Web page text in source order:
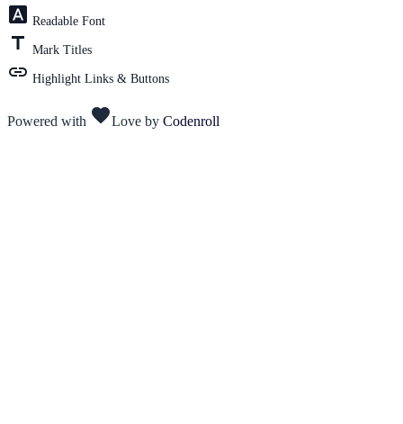
font_download Readable Font
title Mark Titles
link Highlight Links & Buttons
Powered with favoriteLove by Codenroll